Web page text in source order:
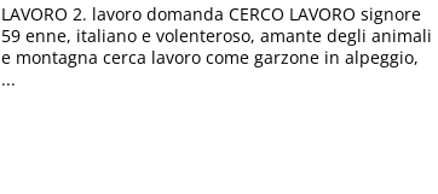
LAVORO 2. lavoro domanda CERCO LAVORO signore
59 enne, italiano e volenteroso, amante degli animali
e montagna cerca lavoro come garzone in alpeggio,
...